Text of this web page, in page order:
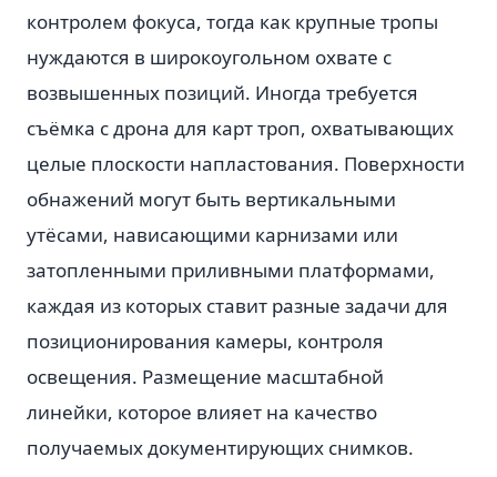
контролем фокуса, тогда как крупные тропы
нуждаются в широкоугольном охвате с
возвышенных позиций. Иногда требуется
съёмка с дрона для карт троп, охватывающих
целые плоскости напластования. Поверхности
обнажений могут быть вертикальными
утёсами, нависающими карнизами или
затопленными приливными платформами,
каждая из которых ставит разные задачи для
позиционирования камеры, контроля
освещения. Размещение масштабной
линейки, которое влияет на качество
получаемых документирующих снимков.